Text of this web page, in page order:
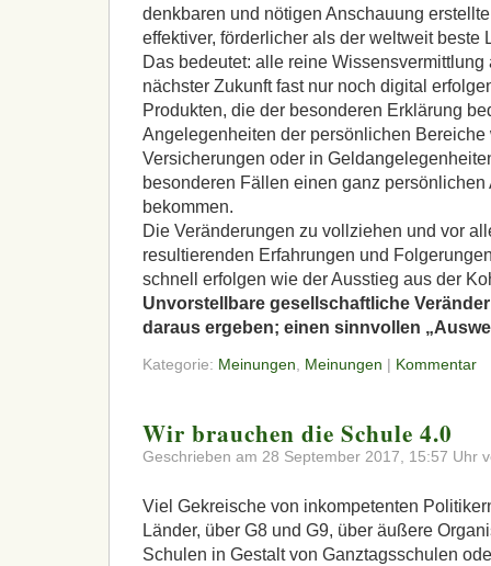
denkbaren und nötigen Anschauung
effektiver, förderlicher als der weltweit beste
Das bedeutet: alle reine
nächster Zukunft fast nur noch digital
Produkten, die der besonderen Erklärung
Angelegenheiten der persönlichen
Versicherungen oder in
besonderen Fällen einen ganz persönlichen
bekommen.
Die Veränderungen zu vollziehen und vor
resultierenden Erfahrungen und
schnell erfolgen wie der Ausstieg aus der
Unvorstellbare gesellschaftliche
daraus ergeben; einen sinnvollen
Kategorie: Meinungen Meinungen | Kommentar
Wir brauchen die Schule 4.0
Geschrieben am 28 September 2017, 15:57 Uhr
Viel Gekreische von inkompetenten
Länder, über G8 und G9, über äußere
Schulen in Gestalt von Ganztagsschulen